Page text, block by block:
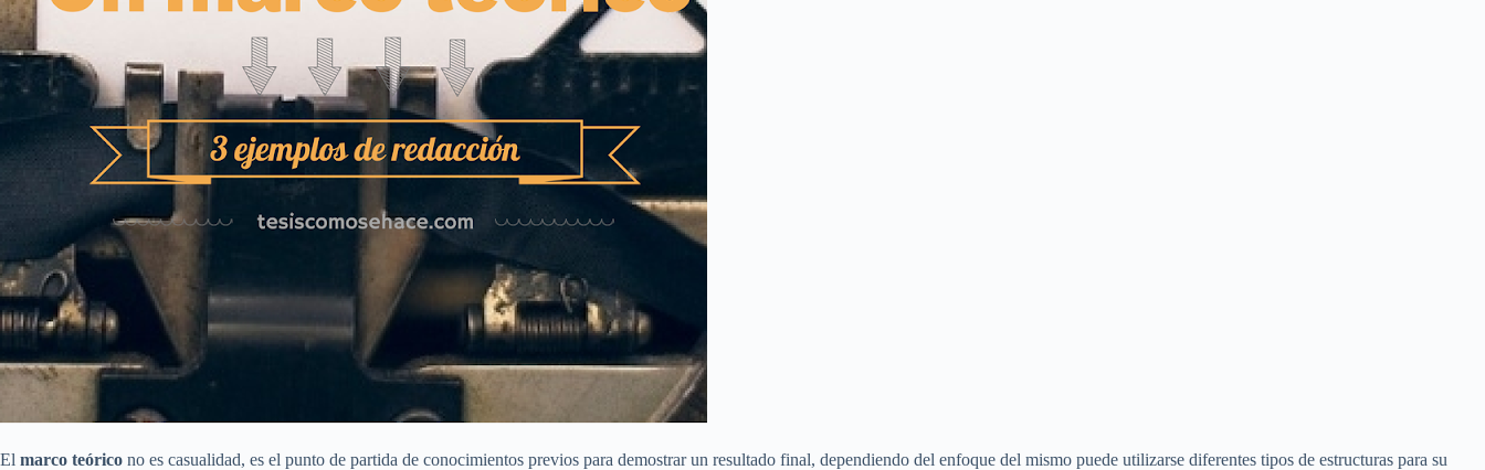
El marco teórico no es casualidad, es el punto de partida de conocimientos previos para demostrar un resultado final, dependiendo del enfoque del mismo puede utilizarse diferentes tipos de estructuras para su